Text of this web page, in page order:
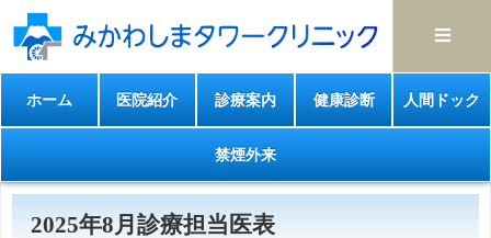
ホーム 医院紹介 診療案内 健康診断 人間ドック
禁煙外来
2025年8月診療担当医表